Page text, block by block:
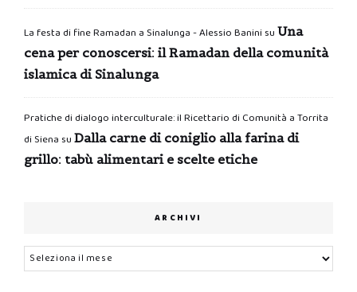
La festa di fine Ramadan a Sinalunga - Alessio Banini su Una
cena per conoscersi: il Ramadan della comunità
islamica di Sinalunga
Pratiche di dialogo interculturale: il Ricettario di Comunità a Torrita
di Siena su Dalla carne di coniglio alla farina di
grillo: tabù alimentari e scelte etiche
ARCHIVI
Archivi